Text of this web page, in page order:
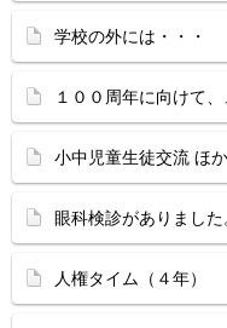
学校の外には・・・
１００周年に向けて、
小中児童生徒交流 ほか
眼科検診がありました
人権タイム（４年）